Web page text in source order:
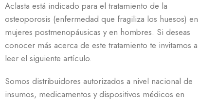
Aclasta está indicado para el tratamiento de la
osteoporosis (enfermedad que fragiliza los huesos) en
mujeres postmenopáusicas y en hombres. Si deseas
conocer más acerca de este tratamiento te invitamos a
leer el siguiente artículo.
Somos distribuidores autorizados a nivel nacional de
insumos, medicamentos y dispositivos médicos en